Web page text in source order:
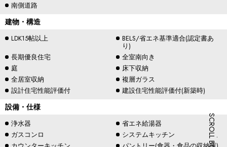
南側道路
建物・構造
LDK15帖以上 BELS/省エネ基準適合(認定書あ
り)
長期優良住宅
全室南向き
庭
床下収納
全居室収納
複層ガラス
設計住宅性能評価付
建設住宅性能評価付(新築時)
設備・仕様
浄水器
省エネ給湯器
ガスコンロ
システムキッチン